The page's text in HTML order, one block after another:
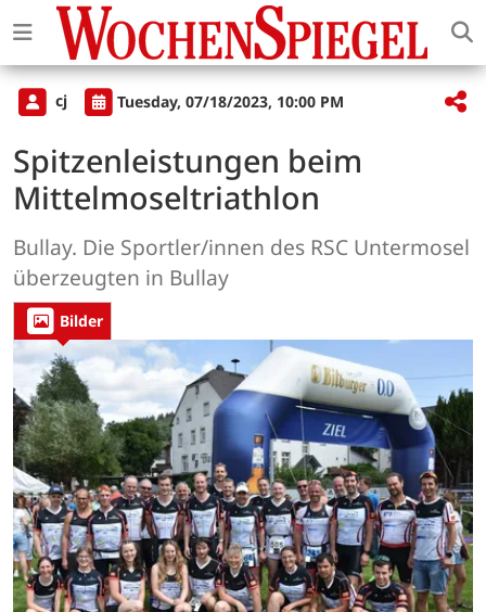
cj Tuesday, 07/18/2023, 10:00 PM
Spitzenleistungen beim
Mittelmoseltriathlon
Bullay. Die Sportler/innen des RSC Untermosel
überzeugten in Bullay
Bilder